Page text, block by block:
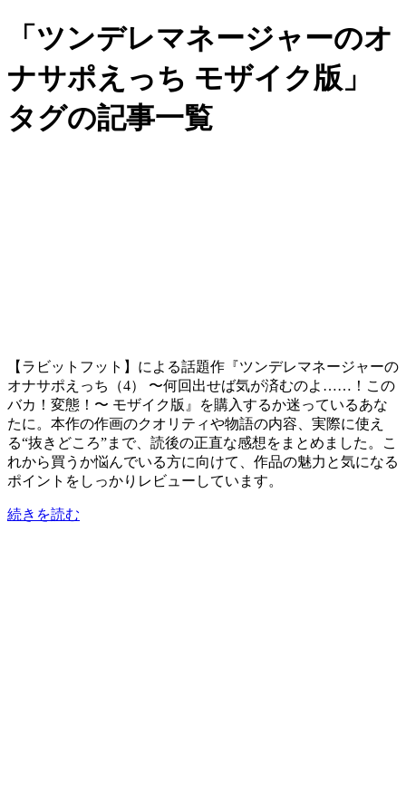
「ツンデレマネージャーのオ
ナサポえっち モザイク版」
タグの記事一覧
【ラビットフット】による話題作『ツンデレマネージャーの
オナサポえっち（4） 〜何回出せば気が済むのよ……！この
バカ！変態！〜 モザイク版』を購入するか迷っているあな
たに。本作の作画のクオリティや物語の内容、実際に使え
る“抜きどころ”まで、読後の正直な感想をまとめました。こ
れから買うか悩んでいる方に向けて、作品の魅力と気になる
ポイントをしっかりレビューしています。
続きを読む